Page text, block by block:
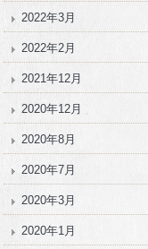
2022年3月
2022年2月
2021年12月
2020年12月
2020年8月
2020年7月
2020年3月
2020年1月